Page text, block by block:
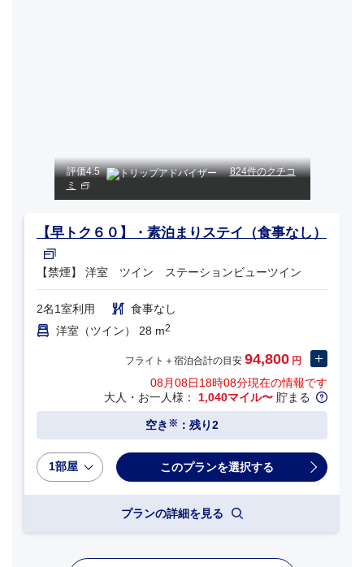
評価4.5
824件のクチコ
ミ
【早トク６０】・素泊まりステイ（食事なし）
【禁煙】 洋室 ツイン ステーションビューツイン
2名1室利用
食事なし
洋室（ツイン） 28 m2
フライト＋宿泊合計の目安 94,800 円
08月08日18時08分現在の情報です
大人・お一人様： 1,040マイル〜 貯まる
空き ※ ：残り2
1部屋
プランの詳細を見る